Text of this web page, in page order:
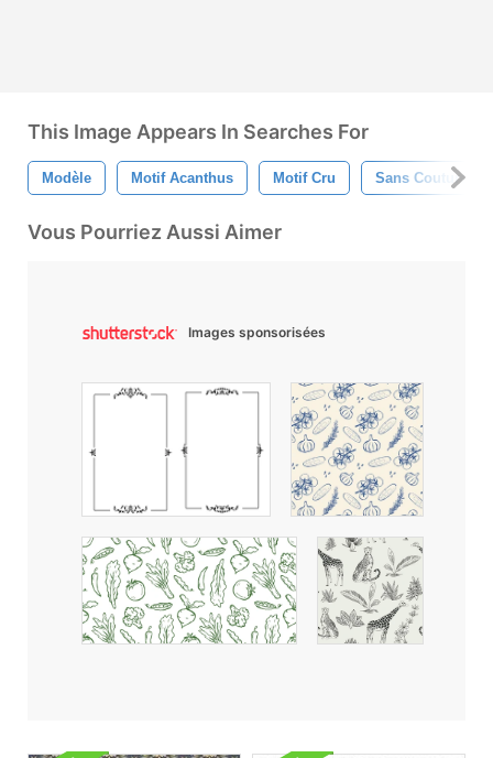
This Image Appears In Searches For
Modèle Motif Acanthus Motif Cru Sans Couture
Vous Pourriez Aussi Aimer
Images sponsorisées